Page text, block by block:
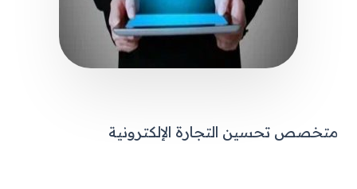
متخصص تحسين التجارة الإلكترونية